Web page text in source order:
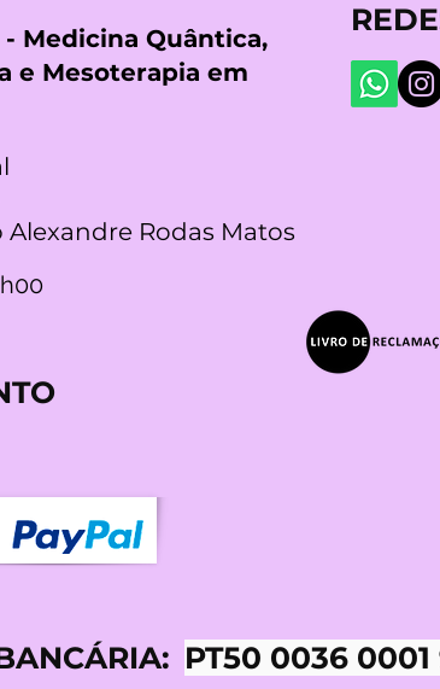
Medicina Quântica,
e Mesoterapia em
Rodas Matos
PT50 0036